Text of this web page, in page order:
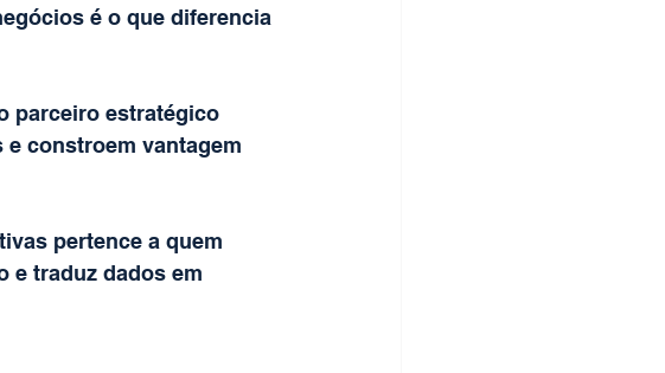
é o que diferencia
parceiro estratégico
constroem vantagem
pertence a quem
e traduz dados em